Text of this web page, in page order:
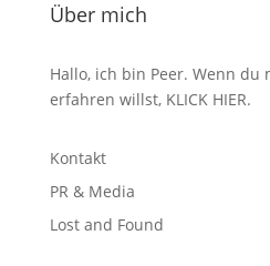
Über mich
Hallo, ich bin Peer. Wenn du
erfahren willst, KLICK HIER.
Kontakt
PR & Media
Lost and Found